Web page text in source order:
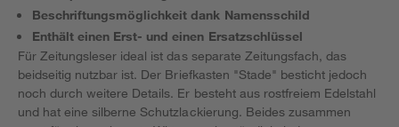
Beschriftungsmöglichkeit dank Namensschild
Enthält einen Erst- und einen Ersatzschlüssel
Für Zeitungsleser ideal ist das separate Zeitungsfach, das
beidseitig nutzbar ist. Der Briefkasten "Stade" besticht jedoch
noch durch weitere Details. Er besteht aus rostfreiem Edelstahl
und hat eine silberne Schutzlackierung. Beides zusammen